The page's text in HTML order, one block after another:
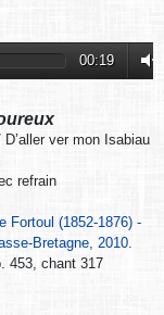
00:19
D’aller ver mon Isabiau
refrain
Fortoul (1852-1876) -
Bretagne, 2010.
453, chant 317